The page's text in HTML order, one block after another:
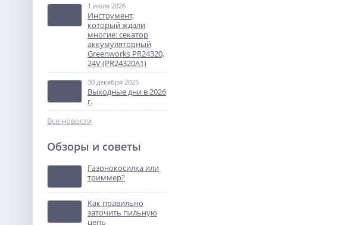
24V, б/щет, SDS+, 1,2 Дж,
4800 уд/мин, 12 мм, c 1х2Ач
и ЗУ
8 990руб.
%
Болгарка (УШМ)
7 540
%
1 июля 2026
Инструмент,
который ждали
многие: секатор
аккумуляторный
Greenworks PR24320,
24V (PR24320A1)
30 декабря 2025
Выходные дни в 2026
г.
Все новости
Обзоры и советы
Газонокосилка или
триммер?
Как правильно
заточить пильную
цепь